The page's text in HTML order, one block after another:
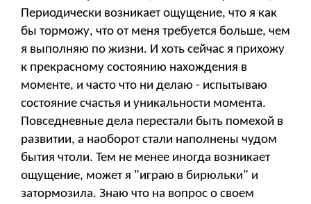
Периодически возникает ощущение, что я как
бы торможу, что от меня требуется больше, чем
я выполняю по жизни. И хоть сейчас я прихожу
к прекрасному состоянию нахождения в
моменте, и часто что ни делаю - испытываю
состояние счастья и уникальности момента.
Повседневные дела перестали быть помехой в
развитии, а наоборот стали наполнены чудом
бытия чтоли. Тем не менее иногда возникает
ощущение, может я "играю в бирюльки" и
затормозила. Знаю что на вопрос о своем